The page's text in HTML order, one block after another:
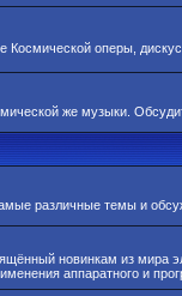
оперы,
же музыки.
различные темы и
новинкам из мира
аппаратного и